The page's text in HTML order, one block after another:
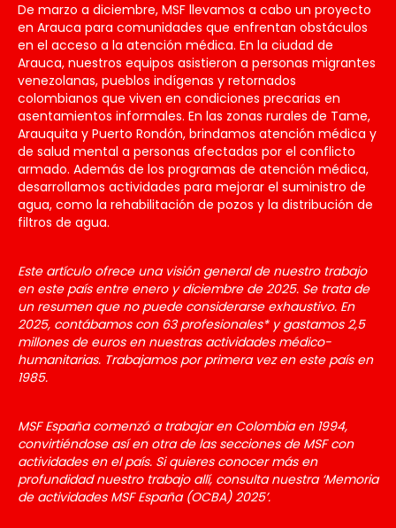
De marzo a diciembre, MSF llevamos a cabo un proyecto
en Arauca para comunidades que enfrentan obstáculos
en el acceso a la atención médica. En la ciudad de
Arauca, nuestros equipos asistieron a personas migrantes
venezolanas, pueblos indígenas y retornados
colombianos que viven en condiciones precarias en
asentamientos informales. En las zonas rurales de Tame,
Arauquita y Puerto Rondón, brindamos atención médica y
de salud mental a personas afectadas por el conflicto
armado. Además de los programas de atención médica,
desarrollamos actividades para mejorar el suministro de
agua, como la rehabilitación de pozos y la distribución de
filtros de agua.
Este artículo ofrece una visión general de nuestro trabajo
en este país entre enero y diciembre de 2025. Se trata de
un resumen que no puede considerarse exhaustivo. En
2025, contábamos con 63 profesionales* y gastamos 2,5
millones de euros en nuestras actividades médico-
humanitarias. Trabajamos por primera vez en este país en
1985.
MSF España comenzó a trabajar en Colombia en 1994,
convirtiéndose así en otra de las secciones de MSF con
actividades en el país. Si quieres conocer más en
profundidad nuestro trabajo allí, consulta nuestra ‘Memoria
de actividades MSF España (OCBA) 2025’.